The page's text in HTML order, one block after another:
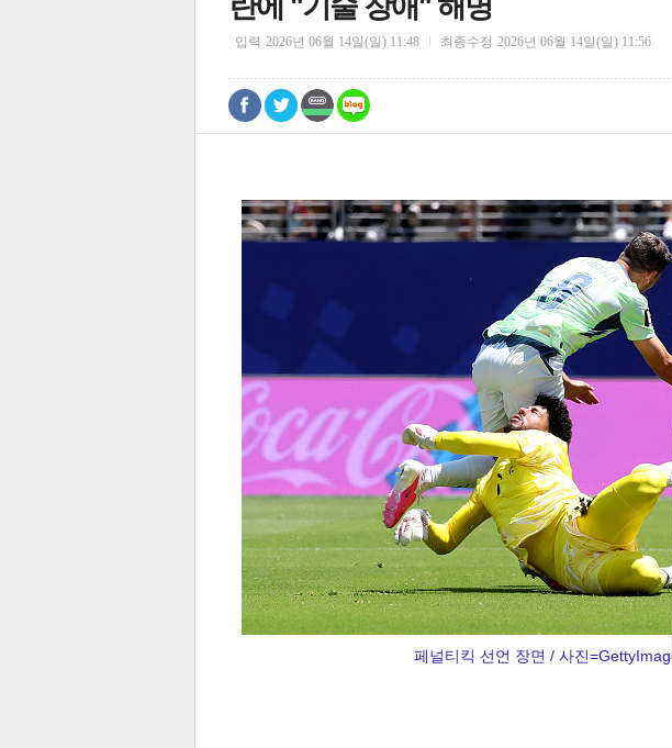
로그 즐겨찾기
많이 본 뉴스 최신 뉴스 스포츠 라이프 포토
란에 "기술 장애" 해명
입력 2026년 06월 14일(일) 11:48 최종수정 2026년 06월 14일(일) 11:56
페이 트위 밴드 네이
댓글
0
페널티킥 선언 장면 / 사진